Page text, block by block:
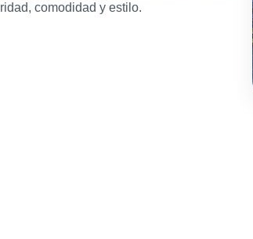
comodidad y estilo.